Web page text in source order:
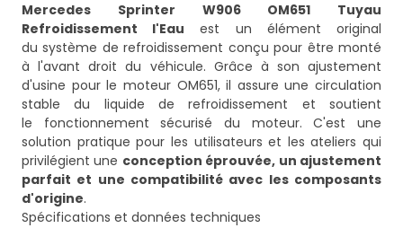
Mercedes Sprinter W906 OM651 Tuyau
Refroidissement l'Eau est un élément original
du système de refroidissement conçu pour être monté
à l'avant droit du véhicule. Grâce à son ajustement
d'usine pour le moteur OM651, il assure une circulation
stable du liquide de refroidissement et soutient
le fonctionnement sécurisé du moteur. C'est une
solution pratique pour les utilisateurs et les ateliers qui
privilégient une conception éprouvée, un ajustement
parfait et une compatibilité avec les composants
d'origine.
Spécifications et données techniques